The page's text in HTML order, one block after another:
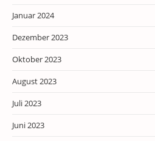
Januar 2024
Dezember 2023
Oktober 2023
August 2023
Juli 2023
Juni 2023